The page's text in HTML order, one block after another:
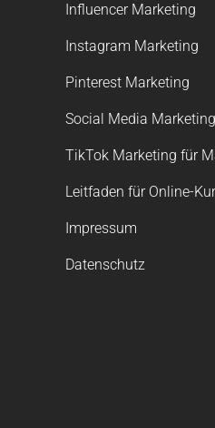
Influencer Marketing
Instagram Marketing
Pinterest Marketing
Social Media
TikTok Marketing für
Leitfaden für Online-
Impressum
Datenschutz